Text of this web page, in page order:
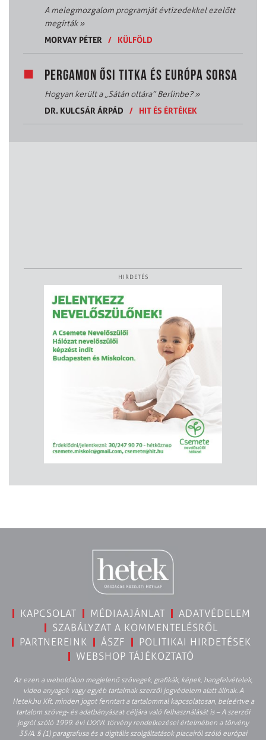
A melegmozgalom programját évtizedekkel ezelőtt
megírták»
MORVAY PÉTER
/ KÜLFÖLD
PERGAMON ŐSI TITKA ÉS EURÓPA SORSA
Hogyan került a „Sátán oltára” Berlinbe?»
DR. KULCSÁR ÁRPÁD
/ HIT ÉS ÉRTÉKEK
HIRDETÉS
KAPCSOLAT MÉDIAAJÁNLAT
ADATVÉDELEM
SZABÁLYZAT A KOMMENTELÉSRŐL
PARTNEREINK
ÁSZF
POLITIKAI HIRDETÉSEK
WEBSHOP TÁJÉKOZTATÓ
Az ezen a weboldalon megjelenő szövegek, grafikák, képek, hangfelvételek,
video anyagok vagy egyéb tartalmak szerzői jogvédelem alatt állnak. A
Hetek.hu Kft. minden jogot fenntart a tartalommal kapcsolatosan, beleértve a
tartalom szöveg- és adatbányászat céljára való felhasználását is – A szerzői
jogról szóló 1999. évi LXXVI. törvény rendelkezései értelmében a törvény
35/A. § (1) paragrafusa és a digitális szolgáltatások piacairól szóló európai